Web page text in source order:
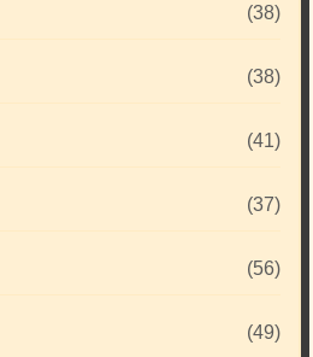
(38)
(38)
(41)
(37)
(56)
(49)